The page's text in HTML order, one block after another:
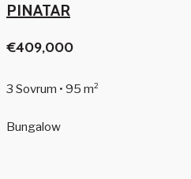
PINATAR
€409,000
3 Sovrum • 95 m²
Bungalow